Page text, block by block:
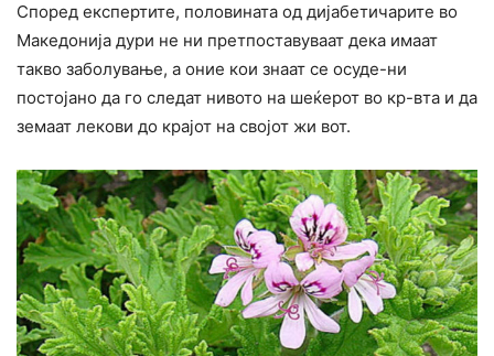
Според експертите, половината од дијабетичарите во
Македонија дури не ни претпоставуваат дека имаат
такво заболување, а оние кои знаат се осуде-ни
постојано да го следат нивото на шеќерот во кр-вта и да
земаат лекови до крајот на својот жи вот.